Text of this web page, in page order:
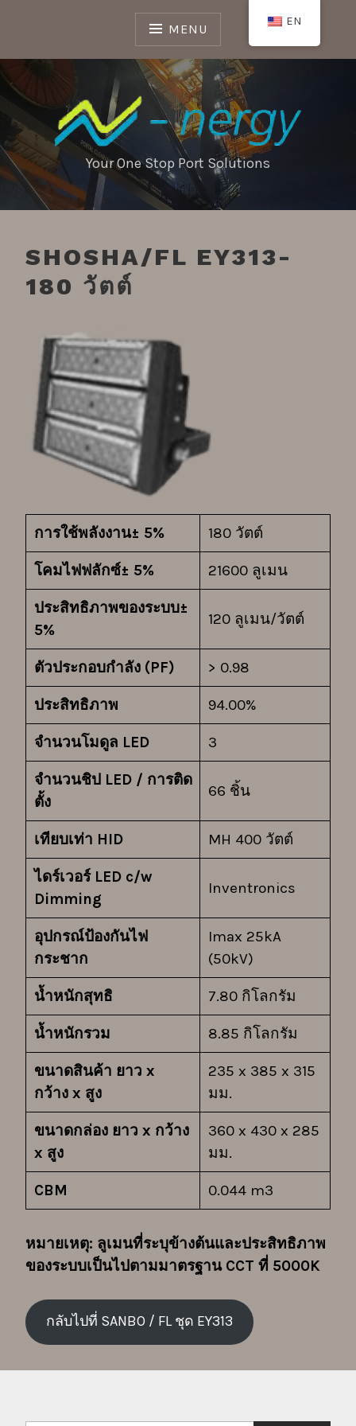
MENU
Your One Stop Port Solutions
SHOSHA/FL EY313-
180 วัตต์
การใช้พลังงาน± 5% 180 วัตต์
โคมไฟฟลักซ์± 5% 21600 ลูเมน
ประสิทธิภาพของระบบ±
5%
120 ลูเมน/วัตต์
ตัวประกอบกำลัง (PF) > 0.98
ประสิทธิภาพ 94.00%
จำนวนโมดูล LED 3
จำนวนชิป LED / การติด
ตั้ง
66 ชิ้น
เทียบเท่า HID MH 400 วัตต์
ไดร์เวอร์ LED c/w
Dimming
Inventronics
อุปกรณ์ป้องกันไฟ
กระชาก
Imax 25kA
(50kV)
น้ำหนักสุทธิ 7.80 กิโลกรัม
น้ำหนักรวม 8.85 กิโลกรัม
ขนาดสินค้า ยาว x
กว้าง x สูง
235 x 385 x 315
มม.
ขนาดกล่อง ยาว x กว้าง
x สูง
360 x 430 x 285
มม.
CBM 0.044 m3
หมายเหตุ: ลูเมนที่ระบุข้างต้นและประสิทธิภาพ
ของระบบเป็นไปตามมาตรฐาน CCT ที่ 5000K
กลับไปที่ SANBO / FL ชุด EY313
EN